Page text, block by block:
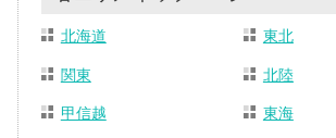
北海道 東北
関東 北陸
甲信越 東海